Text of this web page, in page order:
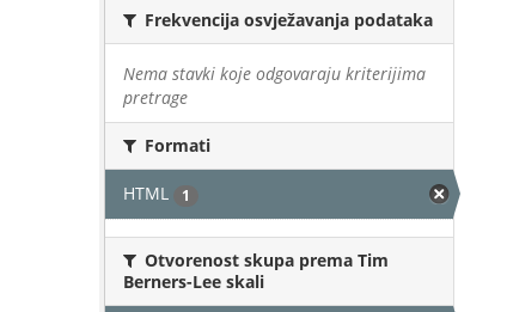
Frekvencija osvježavanja podataka
Nema stavki koje odgovaraju kriterijima
pretrage
Formati
HTML 1
Otvorenost skupa prema Tim
Berners-Lee skali